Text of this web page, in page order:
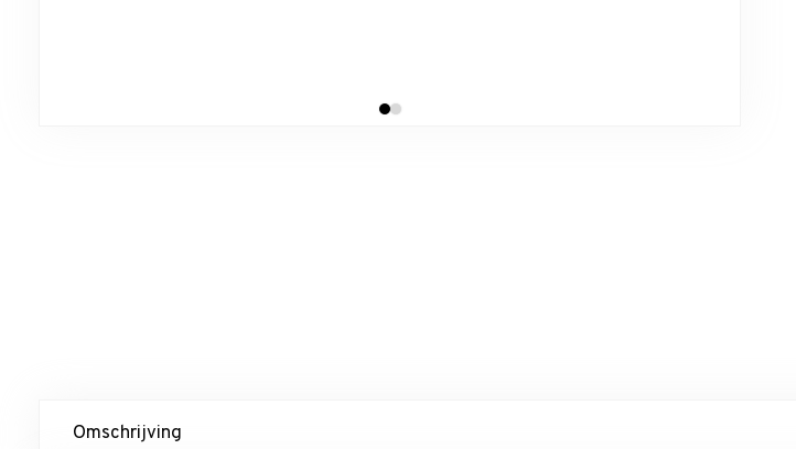
Omschrijving